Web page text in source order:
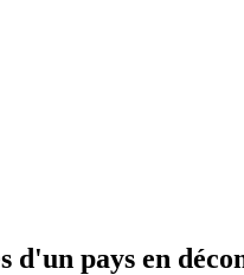
d'un pays en